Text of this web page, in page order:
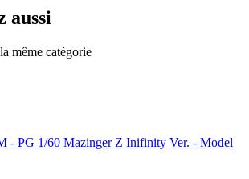
aussi
même catégorie
- PG 1/60 Mazinger Z Inifinity Ver. - Model